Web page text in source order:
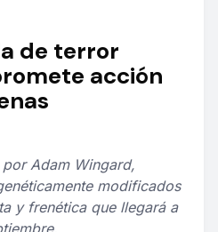
de terror
acción
Adam Wingard,
modificados
y frenética que llegará a